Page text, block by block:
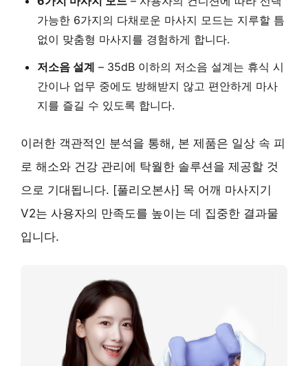
가능한 6가지의 다채로운 마사지 모드는 지루할 틈
없이 맞춤형 마사지를 경험하게 합니다.
저소음 설계 – 35dB 이하의 저소음 설계는 휴식 시
간이나 업무 중에도 방해받지 않고 편안하게 마사
지를 즐길 수 있도록 합니다.
이러한 객관적인 분석을 통해, 본 제품은 일상 속 피
로 해소와 건강 관리에 탁월한 솔루션을 제공할 것
으로 기대됩니다. [풀리오본사] 목 어깨 마사지기
V2는 사용자의 만족도를 높이는 데 집중한 결과물
입니다.